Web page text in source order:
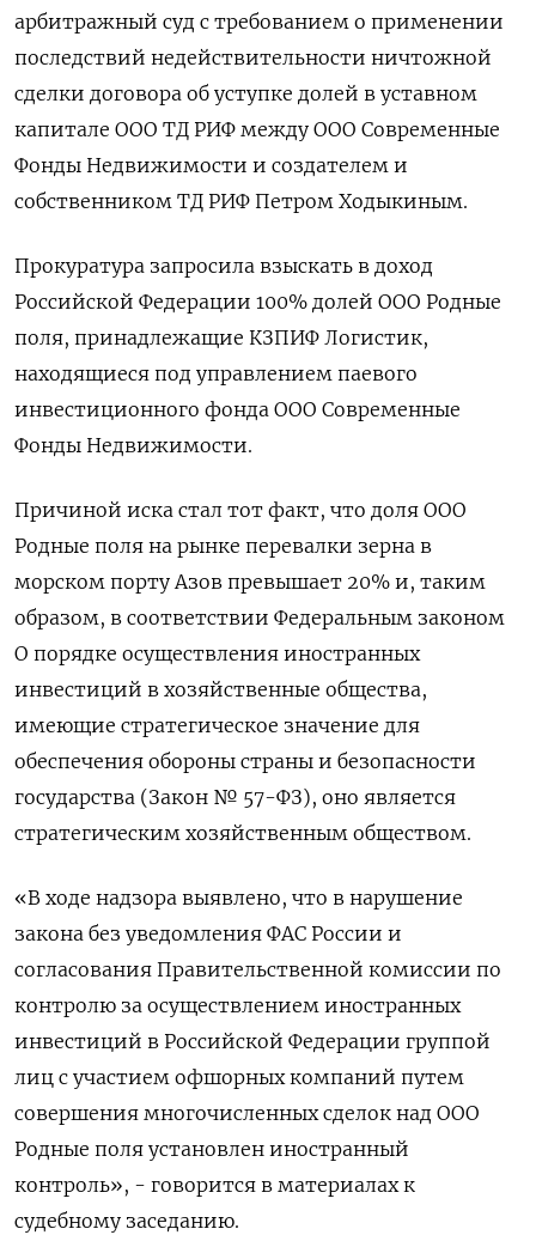
арбитражный суд с требованием о применении
последствий недействительности ничтожной
сделки договора об уступке долей в уставном
капитале ООО ТД РИФ между ООО Современные
Фонды Недвижимости и создателем и
собственником ТД РИФ Петром Ходыкиным.
Прокуратура запросила взыскать в доход
Российской Федерации 100% долей ООО Родные
поля, принадлежащие КЗПИФ Логистик,
находящиеся под управлением паевого
инвестиционного фонда ООО Современные
Фонды Недвижимости.
Причиной иска стал тот факт, что доля ООО
Родные поля на рынке перевалки зерна в
морском порту Азов превышает 20% и, таким
образом, в соответствии Федеральным законом
О порядке осуществления иностранных
инвестиций в хозяйственные общества,
имеющие стратегическое значение для
обеспечения обороны страны и безопасности
государства (Закон № 57-ФЗ), оно является
стратегическим хозяйственным обществом.
«В ходе надзора выявлено, что в нарушение
закона без уведомления ФАС России и
согласования Правительственной комиссии по
контролю за осуществлением иностранных
инвестиций в Российской Федерации группой
лиц с участием офшорных компаний путем
совершения многочисленных сделок над ООО
Родные поля установлен иностранный
контроль», - говорится в материалах к
судебному заседанию.